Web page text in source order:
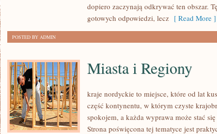
dopiero zaczynają odkrywać ten obszar.
gotowych odpowiedzi, lecz [ Read More ]
POSTED BY ADMIN
Miasta i Regiony
kraje nordyckie to miejsce, które od lat
część kontynentu, w którym czyste
spokojem, a każda wyprawa może stać
Strona poświęcona tej tematyce jest